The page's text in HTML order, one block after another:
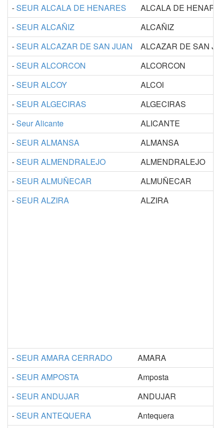
-SEUR ALCALA DE HENARES
ALCALA DE
-SEUR ALCAÑIZ
ALCAÑIZ
-SEUR ALCAZAR DE SAN JUAN
ALCAZAR DE SAN
-SEUR ALCORCON
ALCORCON
-SEUR ALCOY
ALCOI
-SEUR ALGECIRAS
ALGECIRAS
-Seur Alicante
ALICANTE
-SEUR ALMANSA
ALMANSA
-SEUR ALMENDRALEJO
ALMENDRALEJO
-SEUR ALMUÑECAR
ALMUÑECAR
-SEUR ALZIRA ALZIRA
-SEUR AMARA CERRADO
AMARA
-SEUR AMPOSTA
Amposta
-SEUR ANDUJAR
ANDUJAR
-SEUR ANTEQUERA
Antequera